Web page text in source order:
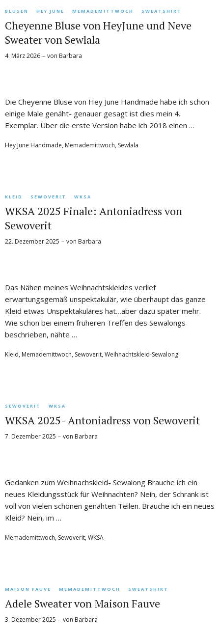
BLUSEN HEY JUNE MEMADEMITTWOCH SWEATSHIRT
Cheyenne Bluse von HeyJune und Neve
Sweater von Sewlala
4. März 2026 von Barbara
Die Cheyenne Bluse von Hey June Handmade habe ich schon
einige Male genäht- genauer gesagt ist dies mein 4.
Exemplar. Über die erste Version habe ich 2018 einen …
Hey June Handmade, Memademittwoch, Sewlala
KLEID SEWOVERIT WKSA
WKSA 2025 Finale: Antoniadress von
Sewoverit
22. Dezember 2025 von Barbara
Das Nähen meines Weihnachtskleides verlief
erwartungsgemäß unspektakulär, wie überhaupt das ganze
Kleid etwas Unspektakuläres hat…aber dazu später mehr.
Wie schon bei einem früheren Treffen des Sewalongs
beschrieben, nähte …
Kleid, Memademittwoch, Sewoverit, Weihnachtskleid-Sewalong
SEWOVERIT WKSA
WKSA 2025- Antoniadress von Sewoverit
7. Dezember 2025 von Barbara
Gedanken zum Weihnachskleid- Sewalong Brauche ich ein
neues Kleidungsstück für Weihnachten? Nein, der Schrank ist
voll von vielen schönen genähten Teilen. Brauche ich ein neues
Kleid? Nein, im …
Memademittwoch, Sewoverit, WKSA
MAISON FAUVE MEMADEMITTWOCH SWEATSHIRT
Adele Sweater von Maison Fauve
3. Dezember 2025 von Barbara